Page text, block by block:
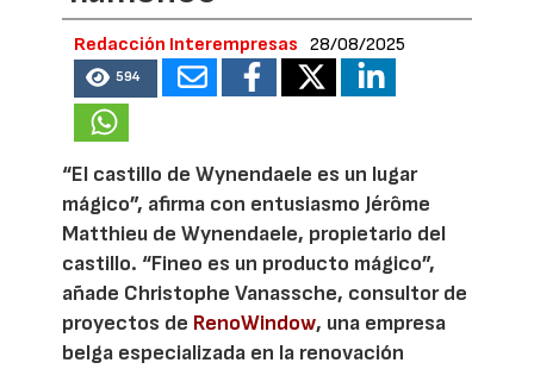
Redacción Interempresas 28/08/2025
594
“El castillo de Wynendaele es un lugar
mágico”, afirma con entusiasmo Jérôme
Matthieu de Wynendaele, propietario del
castillo. “Fineo es un producto mágico”,
añade Christophe Vanassche, consultor de
proyectos de RenoWindow, una empresa
belga especializada en la renovación